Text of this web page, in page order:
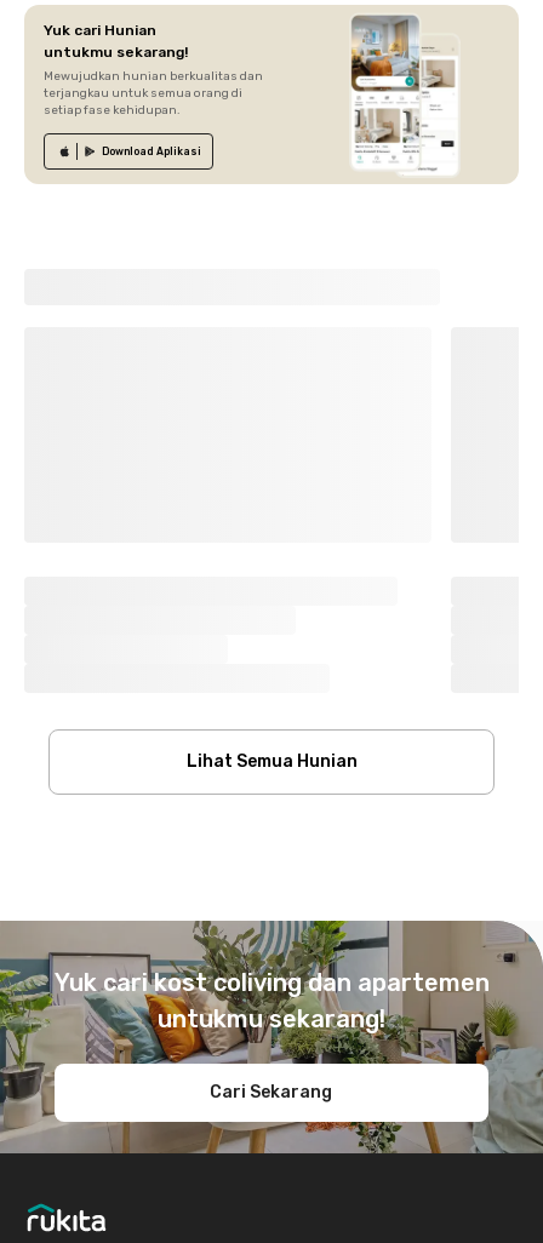
Yuk cari Hunian
untukmu sekarang!
Mewujudkan hunian berkualitas dan
terjangkau untuk semua orang di
setiap fase kehidupan.
Download Aplikasi
Lihat Semua Hunian
Yuk cari kost coliving dan apartemen
untukmu sekarang!
Cari Sekarang